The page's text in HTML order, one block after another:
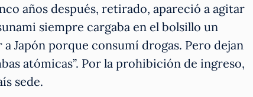
años después, retirado, apareció a agitar
siempre cargaba en el bolsillo un
Japón porque consumí drogas. Pero dejan
atómicas”. Por la prohibición de ingreso,
sede.